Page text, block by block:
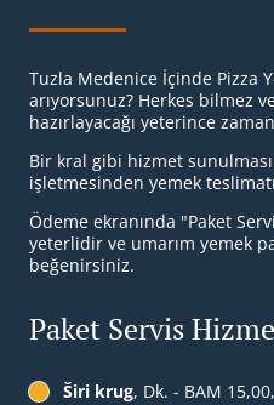
Tuzla Medenice İçinde Pizza
arıyorsunuz? Herkes bilmez
hazırlayacağı yeterince
Bir kral gibi hizmet
işletmesinden yemek
Ödeme ekranında "Paket
yeterlidir ve umarım yemek
beğenirsiniz.
Paket Servis
Širi krug, Dk. - BAM